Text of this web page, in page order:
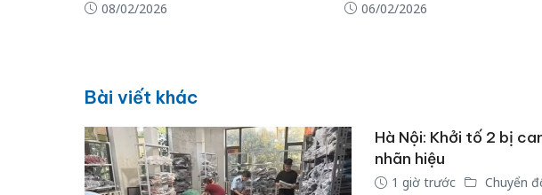
08/02/2026
06/02/2026
Bài viết khác
Hà Nội: Khởi tố 2 bị
nhãn hiệu
1 giờ trước Chuyển